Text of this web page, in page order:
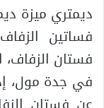
ديمتري ميزة
فساتين
فستان الزفاف،
في جدة مول،